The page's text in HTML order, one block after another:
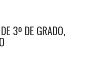
3º DE GRADO,